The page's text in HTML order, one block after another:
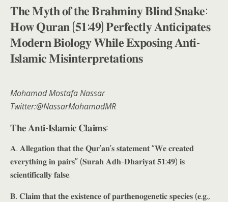
𝐓𝐡𝐞 𝐌𝐲𝐭𝐡 𝐨𝐟 𝐭𝐡𝐞 𝐁𝐫𝐚𝐡𝐦𝐢𝐧𝐲 𝐁𝐥𝐢𝐧𝐝 𝐒𝐧𝐚𝐤𝐞:
𝐇𝐨𝐰 𝐐𝐮𝐫𝐚𝐧 (𝟓𝟏:𝟒𝟗) 𝐏𝐞𝐫𝐟𝐞𝐜𝐭𝐥𝐲 𝐀𝐧𝐭𝐢𝐜𝐢𝐩𝐚𝐭𝐞𝐬
𝐌𝐨𝐝𝐞𝐫𝐧 𝐁𝐢𝐨𝐥𝐨𝐠𝐲 𝐖𝐡𝐢𝐥𝐞 𝐄𝐱𝐩𝐨𝐬𝐢𝐧𝐠 𝐀𝐧𝐭𝐢-
𝐈𝐬𝐥𝐚𝐦𝐢𝐜 𝐌𝐢𝐬𝐢𝐧𝐭𝐞𝐫𝐩𝐫𝐞𝐭𝐚𝐭𝐢𝐨𝐧𝐬
Mohamad Mostafa Nassar
Twitter:@NassarMohamadMR
𝐓𝐡𝐞 𝐀𝐧𝐭𝐢-𝐈𝐬𝐥𝐚𝐦𝐢𝐜 𝐂𝐥𝐚𝐢𝐦𝐬:
𝐀. 𝐀𝐥𝐥𝐞𝐠𝐚𝐭𝐢𝐨𝐧 𝐭𝐡𝐚𝐭 𝐭𝐡𝐞 𝐐𝐮𝐫’𝐚𝐧’𝐬 𝐬𝐭𝐚𝐭𝐞𝐦𝐞𝐧𝐭 “𝐖𝐞 𝐜𝐫𝐞𝐚𝐭𝐞𝐝
𝐞𝐯𝐞𝐫𝐲𝐭𝐡𝐢𝐧𝐠 𝐢𝐧 𝐩𝐚𝐢𝐫𝐬” (𝐒𝐮𝐫𝐚𝐡 𝐀𝐝𝐡-𝐃𝐡𝐚𝐫𝐢𝐲𝐚𝐭 𝟓𝟏:𝟒𝟗) 𝐢𝐬
𝐬𝐜𝐢𝐞𝐧𝐭𝐢𝐟𝐢𝐜𝐚𝐥𝐥𝐲 𝐟𝐚𝐥𝐬𝐞.
𝐁. 𝐂𝐥𝐚𝐢𝐦 𝐭𝐡𝐚𝐭 𝐭𝐡𝐞 𝐞𝐱𝐢𝐬𝐭𝐞𝐧𝐜𝐞 𝐨𝐟 𝐩𝐚𝐫𝐭𝐡𝐞𝐧𝐨𝐠𝐞𝐧𝐞𝐭𝐢𝐜 𝐬𝐩𝐞𝐜𝐢𝐞𝐬 (𝐞.𝐠.,